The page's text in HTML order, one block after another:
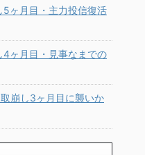
ヶ月目・主力投信復活
ヶ月目・見事なまでの
崩し3ヶ月目に襲いか